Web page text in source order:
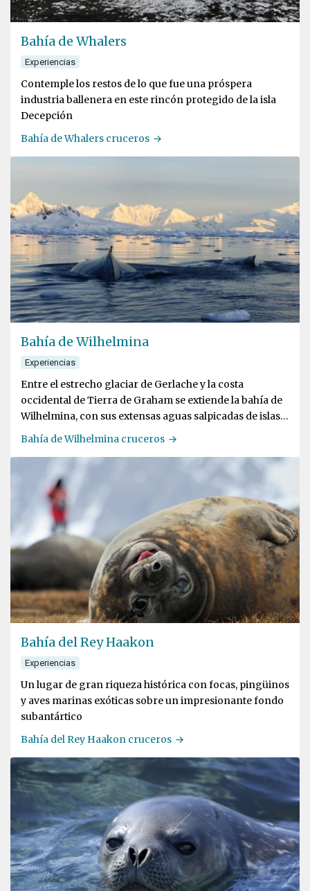
Bahía de Whalers
Experiencias
Contemple los restos de lo que fue una próspera
industria ballenera en este rincón protegido de la isla
Decepción
Bahía de Whalers cruceros
Bahía de Wilhelmina
Experiencias
Entre el estrecho glaciar de Gerlache y la costa
occidental de Tierra de Graham se extiende la bahía de
Wilhelmina, con sus extensas aguas salpicadas de islas e
icebergs
Bahía de Wilhelmina cruceros
Bahía del Rey Haakon
Experiencias
Un lugar de gran riqueza histórica con focas, pingüinos
y aves marinas exóticas sobre un impresionante fondo
subantártico
Bahía del Rey Haakon cruceros